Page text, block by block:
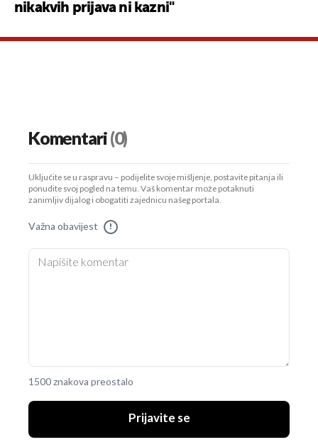
nikakvih prijava ni kazni"
Komentari(0)
Uključite se u raspravu – podijelite svoje mišljenje, postavite pitanja ili
ponudite svoj pogled na temu. Vaš komentar može potaknuti
zanimljiv dijalog i obogatiti zajednicu našeg portala.
Važna obavijest !
1500 znakova preostalo
Prijavite se